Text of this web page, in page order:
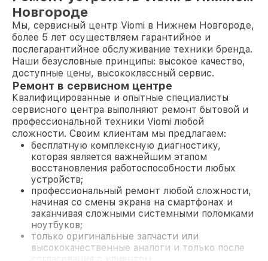
Новгороде
Мы, сервисный центр Viomi в Нижнем Новгороде,
более 5 лет осуществляем гарантийное и
послегарантийное обслуживание техники бренда.
Наши безусловные принципы: высокое качество,
доступные цены, высококлассный сервис.
Ремонт в сервисном центре
Квалифицированные и опытные специалисты
сервисного центра выполняют ремонт бытовой и
профессиональной техники Viomi любой
сложности. Своим клиентам мы предлагаем:
бесплатную комплексную диагностику,
которая является важнейшим этапом
восстановления работоспособности любых
устройств;
профессиональный ремонт любой сложности,
начиная со смены экрана на смартфонах и
заканчивая сложными системными поломками
ноутбуков;
только оригинальные запчасти или
высококачественные аналоги и только после